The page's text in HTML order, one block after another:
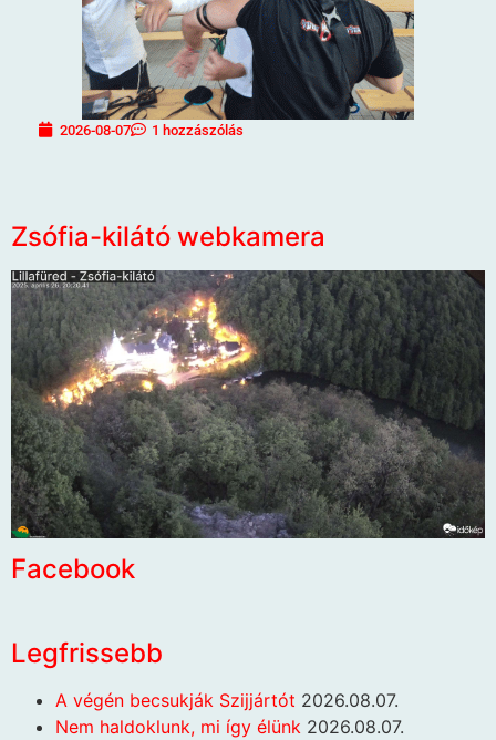
2026-08-07 1 hozzászólás
Zsófia-kilátó webkamera
Facebook
Legfrissebb
A végén becsukják Szijjártót 2026.08.07.
Nem haldoklunk, mi így élünk 2026.08.07.